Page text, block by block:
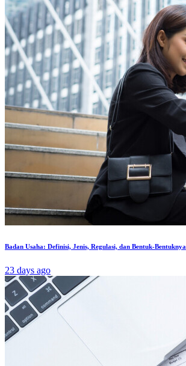
Badan Usaha: Definisi, Jenis, Regulasi, dan Bentuk-Bentuknya
23 days ago